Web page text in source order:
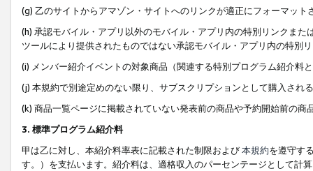
(g) 乙のサイトからアマゾン・サイトへのリンクが適正にフォーマッ
(h) 承認モバイル・アプリ以外のモバイル・アプリ内の特別リンクま
ツールにより提供されたものではない承認モバイル・アプリ内の特別
(i) メンバー紹介イベントの対象商品（関連する特別プログラム紹介料
(j) 本規約で別途定めのない限り、サブスクリプションとして購入され
(k) 商品一覧ページに掲載されていない発表前の商品や予約開始前の商
3. 標準プログラム紹介料
甲は乙に対し、本紹介料率表に記載された制限および本規約を遵守す
す。）を支払います。紹介料は、適格収入のパーセンテージとして計